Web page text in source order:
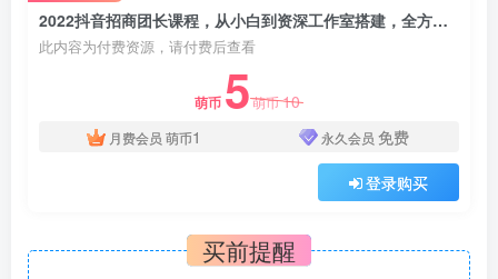
2022抖音招商团长课程，从小白到资深工作室搭建，全方位全链路保姆式教学
此内容为付费资源，请付费后查看
萌币 5萌币10
月费会员 萌币1 永久会员 免费
登录购买
买前提醒